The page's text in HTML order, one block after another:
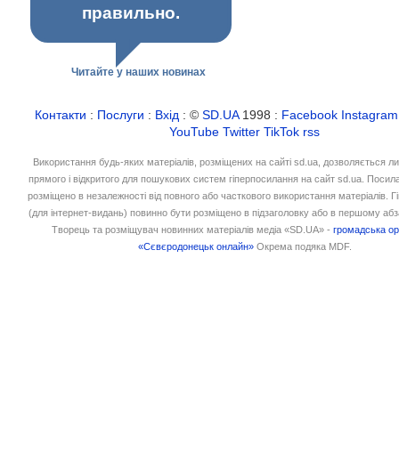
правильно.
Читайте у наших новинах
Контакти : Послуги : Вхід : ©SD.UA1998 : Facebook Instagram
YouTube Twitter TikTok rss
Використання будь-яких матеріалів, розміщених на сайті sd.ua, дозволяється
прямого і відкритого для пошукових систем гіперпосилання на сайт sd.ua.
розміщено в незалежності від повного або часткового використання матеріалів.
(для інтернет-видань) повинно бути розміщено в підзаголовку або в першому
Творець та розміщувач новинних матеріалів медіа «SD.UA» -громадська
«Сєвєродонецьк онлайн» Окрема подяка MDF.